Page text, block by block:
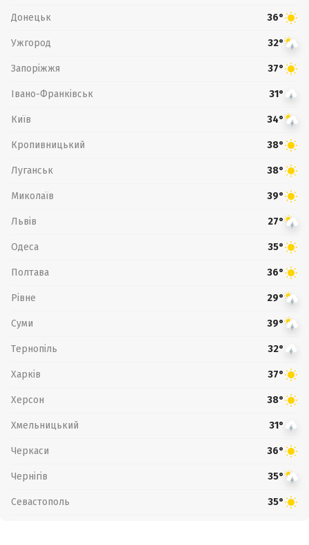
Донецьк 36°
Ужгород 32°
Запоріжжя 37°
Івано-Франківськ 31°
Київ 34°
Кропивницький 38°
Луганськ 38°
Миколаїв 39°
Львів 27°
Одеса 35°
Полтава 36°
Рівне 29°
Суми 39°
Тернопіль 32°
Харків 37°
Херсон 38°
Хмельницький 31°
Черкаси 36°
Чернігів 35°
Севастополь 35°